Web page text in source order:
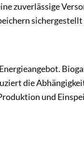
zuverlässige
die
und